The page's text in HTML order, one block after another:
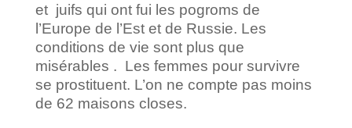
et juifs qui ont fui les pogroms de
l’Europe de l’Est et de Russie. Les
conditions de vie sont plus que
misérables . Les femmes pour survivre
se prostituent. L’on ne compte pas moins
de 62 maisons closes.